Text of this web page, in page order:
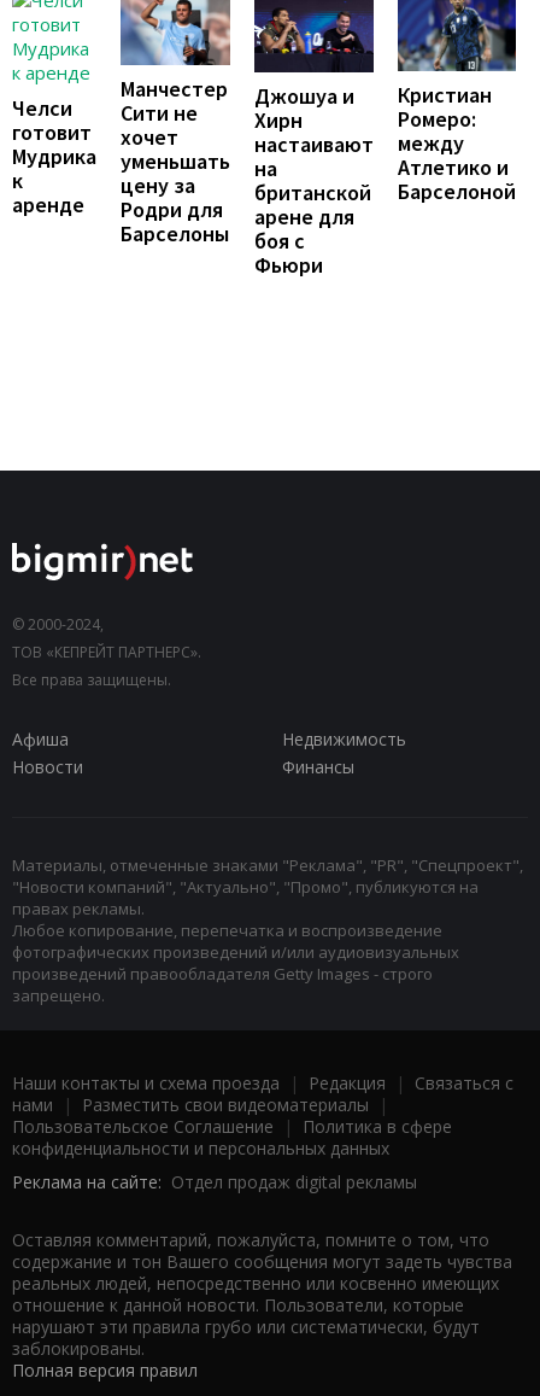
Челси
готовит
Мудрика
к
аренде
Манчестер
Сити не
хочет
уменьшать
цену за
Родри для
Барселоны
Джошуа и
Хирн
настаивают
на
британской
арене для
боя с
Фьюри
Кристиан
Ромеро:
между
Атлетико и
Барселоной
© 2000-2024,
ТОВ «КЕПРЕЙТ ПАРТНЕРС».
Все права защищены.
Афиша
Недвижимость
Новости
Финансы
Материалы, отмеченные знаками "Реклама", "PR", "Спецпроект",
"Новости компаний", "Актуально", "Промо", публикуются на
правах рекламы.
Любое копирование, перепечатка и воспроизведение
фотографических произведений и/или аудиовизуальных
произведений правообладателя Getty Images - строго
запрещено.
Наши контакты и схема проезда | Редакция | Связаться с
нами | Разместить свои видеоматериалы |
Пользовательское Соглашение |
Политика в сфере
конфиденциальности и персональных данных
Реклама на сайте: Отдел продаж digital рекламы
Оставляя комментарий, пожалуйста, помните о том, что
содержание и тон Вашего сообщения могут задеть чувства
реальных людей, непосредственно или косвенно имеющих
отношение к данной новости. Пользователи, которые
нарушают эти правила грубо или систематически, будут
заблокированы.
Полная версия правил